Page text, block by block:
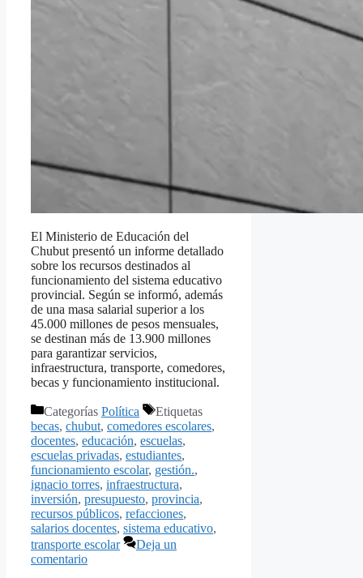
El Ministerio de Educación del
Chubut presentó un informe detallado
sobre los recursos destinados al
funcionamiento del sistema educativo
provincial. Según se informó, además
de una masa salarial superior a los
45.000 millones de pesos mensuales,
se destinan más de 13.900 millones
para garantizar servicios,
infraestructura, transporte, comedores,
becas y funcionamiento institucional.
Categorías Política
Etiquetas
becas, chubut, comedores escolares,
docentes, educación, escuelas,
escuelas privadas, estudiantes,
funcionamiento escolar, gestión.,
ignacio torres, infraestructura,
inversión, presupuesto, provincia,
recursos públicos, refacciones,
salarios docentes, sistema educativo,
transporte escolar
Deja un
comentario